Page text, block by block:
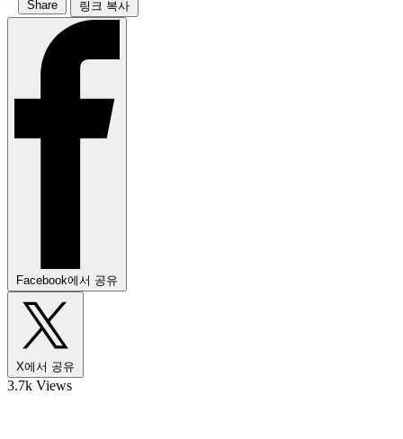
Share 링크 복사
Facebook에서 공유
X에서 공유
3.7k Views